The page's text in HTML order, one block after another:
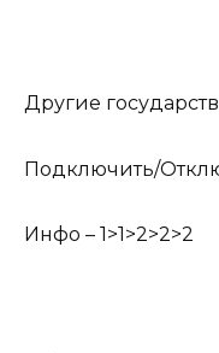
Другие
Подключить/
Инфо – 1>1>2>2>2